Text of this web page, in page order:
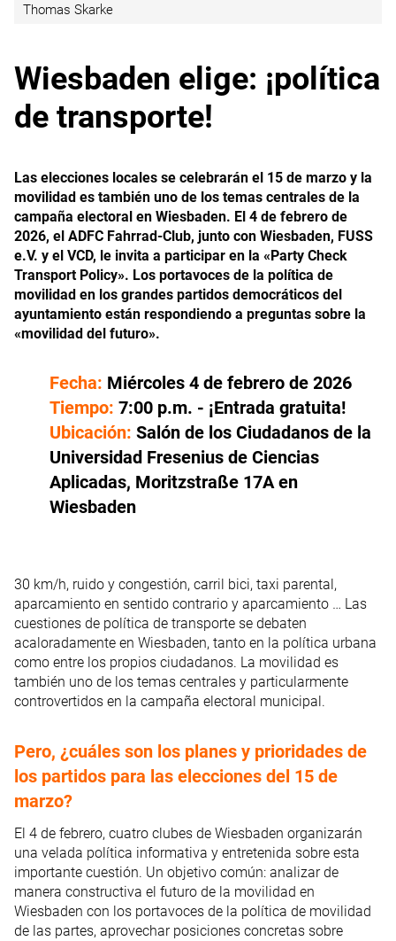
Thomas Skarke
Wiesbaden elige: ¡política
de transporte!
Las elecciones locales se celebrarán el 15 de marzo y la
movilidad es también uno de los temas centrales de la
campaña electoral en Wiesbaden. El 4 de febrero de
2026, el ADFC Fahrrad-Club, junto con Wiesbaden, FUSS
e.V. y el VCD, le invita a participar en la «Party Check
Transport Policy». Los portavoces de la política de
movilidad en los grandes partidos democráticos del
ayuntamiento están respondiendo a preguntas sobre la
«movilidad del futuro».
Fecha: Miércoles 4 de febrero de 2026
Tiempo: 7:00 p.m. - ¡Entrada gratuita!
Ubicación: Salón de los Ciudadanos de la
Universidad Fresenius de Ciencias
Aplicadas, Moritzstraße 17A en
Wiesbaden
30 km/h, ruido y congestión, carril bici, taxi parental,
aparcamiento en sentido contrario y aparcamiento … Las
cuestiones de política de transporte se debaten
acaloradamente en Wiesbaden, tanto en la política urbana
como entre los propios ciudadanos. La movilidad es
también uno de los temas centrales y particularmente
controvertidos en la campaña electoral municipal.
Pero, ¿cuáles son los planes y prioridades de
los partidos para las elecciones del 15 de
marzo?
El 4 de febrero, cuatro clubes de Wiesbaden organizarán
una velada política informativa y entretenida sobre esta
importante cuestión. Un objetivo común: analizar de
manera constructiva el futuro de la movilidad en
Wiesbaden con los portavoces de la política de movilidad
de las partes, aprovechar posiciones concretas sobre